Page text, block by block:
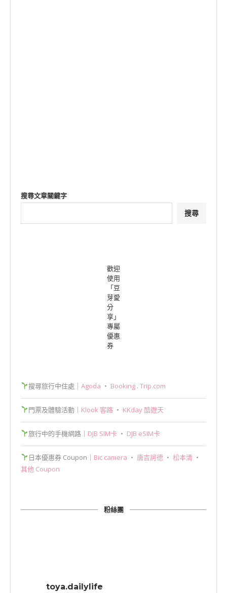
搜尋文章關鍵字
搜尋
歡迎
使用
「豆
芽愛
分
享」
專屬
優惠
券
搜尋旅行中住處｜ Agoda ‧ Booking. Trip.com
門票及體驗活動｜ Klook 客路‧ KKday 酷遊天
旅行中的手機網路｜ DJB SIM卡‧ DJB eSIM卡
日本優惠券 Coupon｜ Bic camera ‧ 唐吉訶德‧ 松本清‧
其他 Coupon
粉絲團
toya.dailylife